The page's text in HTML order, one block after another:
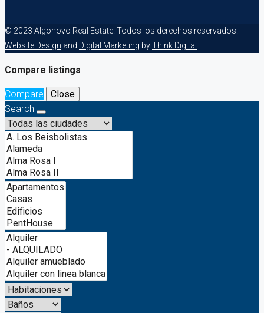
© 2023 Algonovo Real Estate. Todos los derechos reservados.
Website Design and Digital Marketing byThink Digital
Compare listings
Compare
Close
Search